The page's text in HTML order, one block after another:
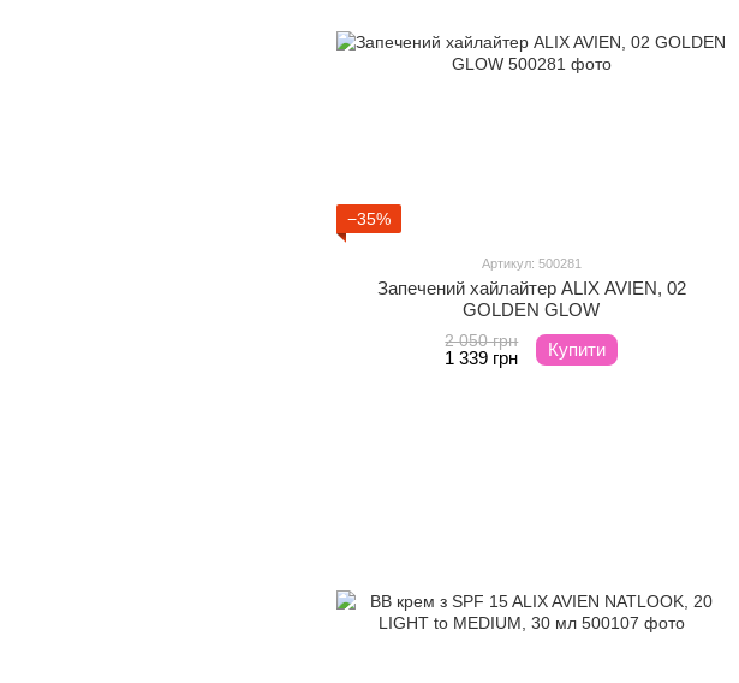
−35%
Артикул: 500281
Запечений хайлайтер ALIX AVIEN, 02
GOLDEN GLOW
2 050 грн
1 339 грн Купити